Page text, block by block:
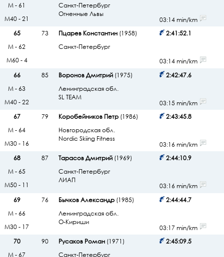
Санкт-Петербург
Огненные Львы
М - 61
М40 - 21
03:14 min/km
65
73 Пцарев Константин(1958)
Санкт-Петербург
2:41:52.1
М - 62
М60 - 4
03:14 min/km
66
85 Воронов Дмитрий(1975)
Ленинградская обл.
SL TEAM
2:42:47.6
М - 63
М40 - 22
03:15 min/km
67
79 Коробейников Петр(1986)
Новгородская обл.
Nordic Skiing Fitness
2:43:45.8
М - 64
М30 - 16
03:16 min/km
68
87 Тарасов Дмитрий(1969)
Санкт-Петербург
ЛИАП
2:44:10.9
М - 65
М50 - 11
03:16 min/km
69
76 Бычков Александр(1985)
Ленинградская обл.
О-Кириши
2:44:44.7
М - 66
М30 - 17
03:17 min/km
70
90 Русаков Роман(1971)
Санкт-Петербург
2:45:09.5
М - 67